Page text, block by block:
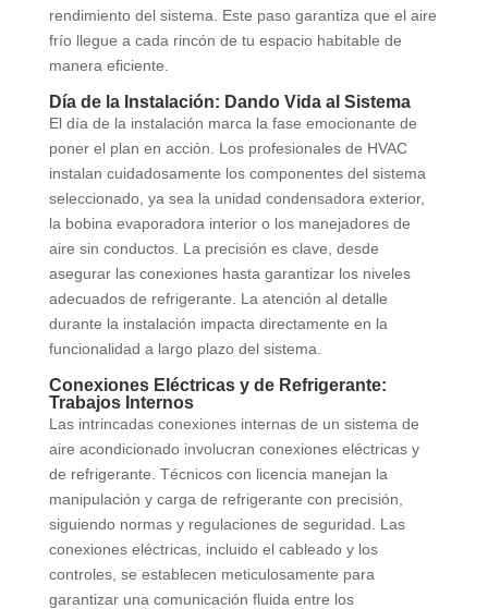
rendimiento del sistema. Este paso garantiza que el aire
frío llegue a cada rincón de tu espacio habitable de
manera eficiente.
Día de la Instalación: Dando Vida al Sistema
El día de la instalación marca la fase emocionante de
poner el plan en acción. Los profesionales de HVAC
instalan cuidadosamente los componentes del sistema
seleccionado, ya sea la unidad condensadora exterior,
la bobina evaporadora interior o los manejadores de
aire sin conductos. La precisión es clave, desde
asegurar las conexiones hasta garantizar los niveles
adecuados de refrigerante. La atención al detalle
durante la instalación impacta directamente en la
funcionalidad a largo plazo del sistema.
Conexiones Eléctricas y de Refrigerante:
Trabajos Internos
Las intrincadas conexiones internas de un sistema de
aire acondicionado involucran conexiones eléctricas y
de refrigerante. Técnicos con licencia manejan la
manipulación y carga de refrigerante con precisión,
siguiendo normas y regulaciones de seguridad. Las
conexiones eléctricas, incluido el cableado y los
controles, se establecen meticulosamente para
garantizar una comunicación fluida entre los